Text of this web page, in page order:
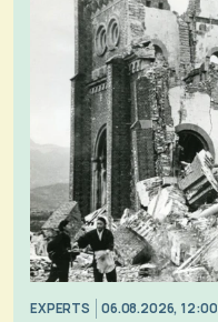
EXPERTS 06.08.2026, 12:00